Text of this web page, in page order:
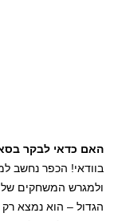
האם כדאי לבקר
בוודאי! הכפר נחשב
ולמגרש המשחקים של
הגדול – הוא נמצא